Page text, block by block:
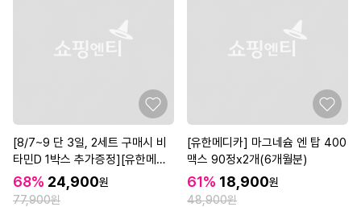
[8/7~9 단 3일, 2세트 구매시 비
타민D 1박스 추가증정][유한메디
카] 코엔자임Q10 엔 탑 항산화 높
은 혈압 케어 60캡슐x3개(6개월)
68% 24,900원
77,900원
[유한메디카] 마그네슘 엔 탑 400
맥스 90정x2개(6개월분)
61% 18,900원
48,900원